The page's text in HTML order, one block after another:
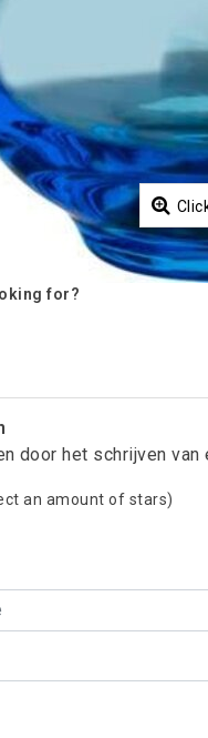
for?
door het schrijven van
an amount of stars)